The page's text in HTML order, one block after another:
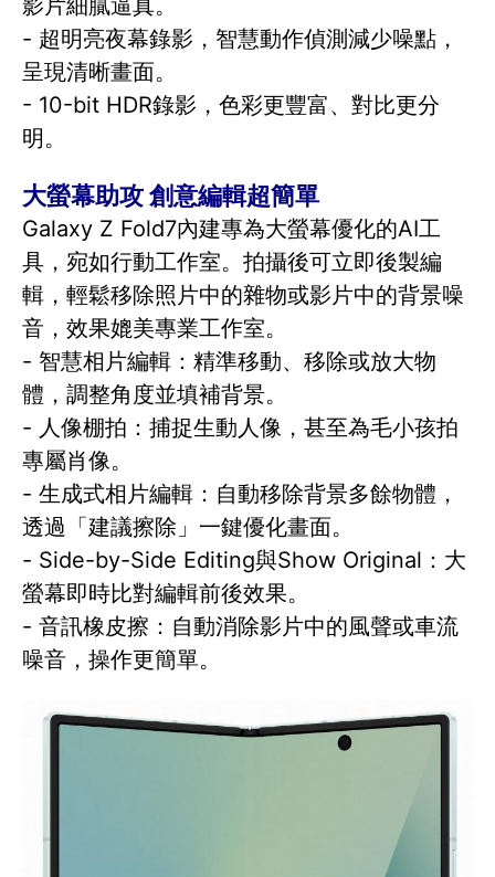
- 超明亮夜幕錄影，智慧動作偵測減少噪點，
呈現清晰畫面。
- 10-bit HDR錄影，色彩更豐富、對比更分
明。
大螢幕助攻 創意編輯超簡單
Galaxy Z Fold7內建專為大螢幕優化的AI工
具，宛如行動工作室。拍攝後可立即後製編
輯，輕鬆移除照片中的雜物或影片中的背景噪
音，效果媲美專業工作室。
- 智慧相片編輯：精準移動、移除或放大物
體，調整角度並填補背景。
- 人像棚拍：捕捉生動人像，甚至為毛小孩拍
專屬肖像。
- 生成式相片編輯：自動移除背景多餘物體，
透過「建議擦除」一鍵優化畫面。
- Side-by-Side Editing與Show Original：大
螢幕即時比對編輯前後效果。
- 音訊橡皮擦：自動消除影片中的風聲或車流
噪音，操作更簡單。